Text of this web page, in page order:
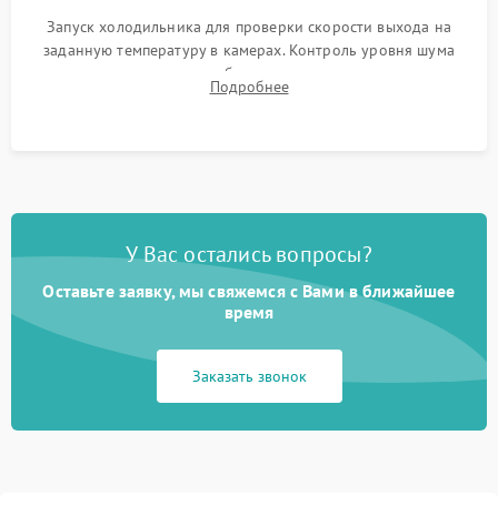
Запуск холодильника для проверки скорости выхода на
заданную температуру в камерах. Контроль уровня шума
компрессора, отсутствия обмерзания стенок и корректного
срабатывания системы автоматической оттайки.
Подробнее
У Вас остались вопросы?
Оставьте заявку, мы свяжемся с Вами в ближайшее
время
Заказать звонок